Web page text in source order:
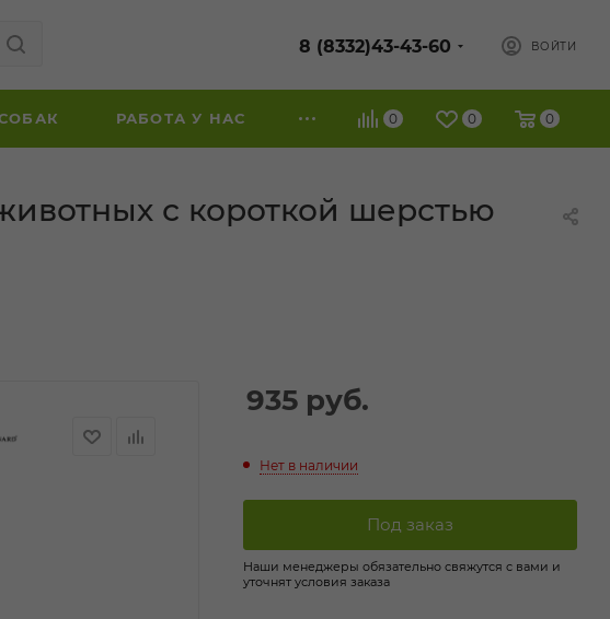
8 (8332)43-43-60 ВОЙТИ
0 0 0
РАБОТА У НАС
с короткой шерстью
935 руб.
Нет в наличии
Под заказ
Наши менеджеры обязательно свяжутся с вами и
уточнят условия заказа